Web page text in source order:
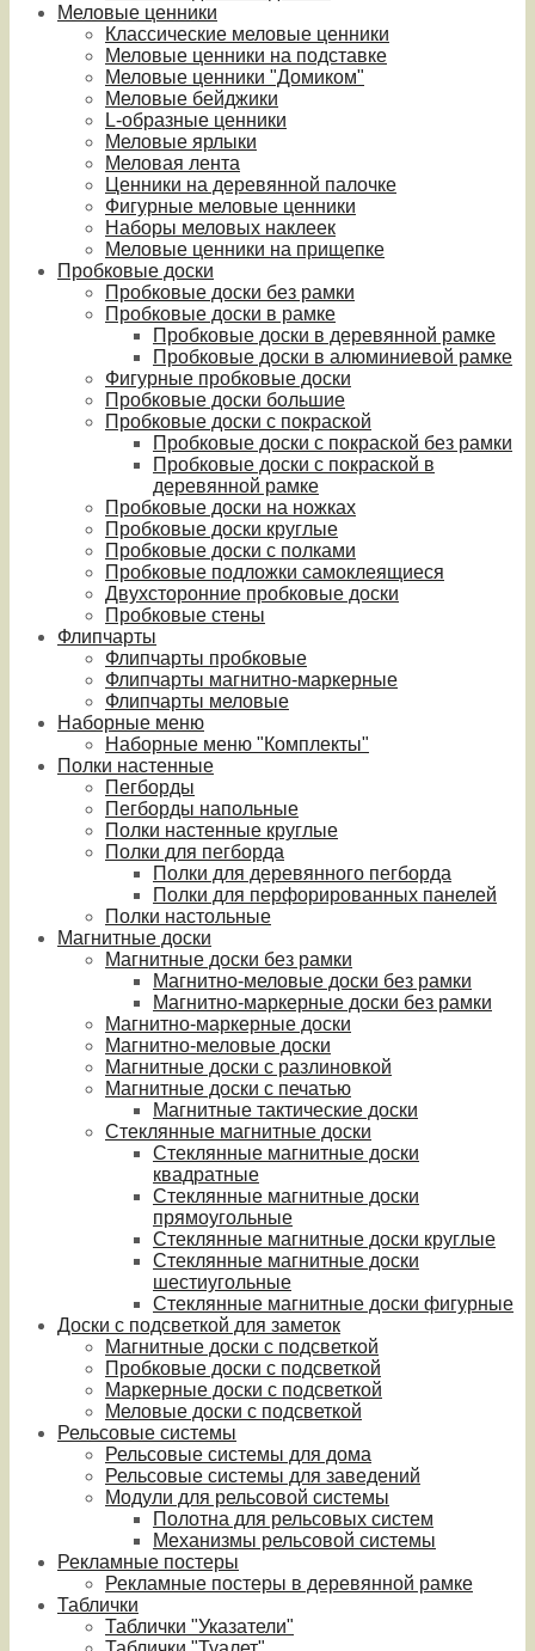
Меловые ценники
Классические меловые ценники
Меловые ценники на подставке
Меловые ценники "Домиком"
Меловые бейджики
L-образные ценники
Меловые ярлыки
Меловая лента
Ценники на деревянной палочке
Фигурные меловые ценники
Наборы меловых наклеек
Меловые ценники на прищепке
Пробковые доски
Пробковые доски без рамки
Пробковые доски в рамке
Пробковые доски в деревянной рамке
Пробковые доски в алюминиевой рамке
Фигурные пробковые доски
Пробковые доски большие
Пробковые доски с покраской
Пробковые доски с покраской без рамки
Пробковые доски с покраской в
деревянной рамке
Пробковые доски на ножках
Пробковые доски круглые
Пробковые доски с полками
Пробковые подложки самоклеящиеся
Двухсторонние пробковые доски
Пробковые стены
Флипчарты
Флипчарты пробковые
Флипчарты магнитно-маркерные
Флипчарты меловые
Наборные меню
Наборные меню "Комплекты"
Полки настенные
Пегборды
Пегборды напольные
Полки настенные круглые
Полки для пегборда
Полки для деревянного пегборда
Полки для перфорированных панелей
Полки настольные
Магнитные доски
Магнитные доски без рамки
Магнитно-меловые доски без рамки
Магнитно-маркерные доски без рамки
Магнитно-маркерные доски
Магнитно-меловые доски
Магнитные доски с разлиновкой
Магнитные доски с печатью
Магнитные тактические доски
Стеклянные магнитные доски
Стеклянные магнитные доски
квадратные
Стеклянные магнитные доски
прямоугольные
Стеклянные магнитные доски круглые
Стеклянные магнитные доски
шестиугольные
Стеклянные магнитные доски фигурные
Доски с подсветкой для заметок
Магнитные доски с подсветкой
Пробковые доски с подсветкой
Маркерные доски с подсветкой
Меловые доски с подсветкой
Рельсовые системы
Рельсовые системы для дома
Рельсовые системы для заведений
Модули для рельсовой системы
Полотна для рельсовых систем
Механизмы рельсовой системы
Рекламные постеры
Рекламные постеры в деревянной рамке
Таблички
Таблички "Указатели"